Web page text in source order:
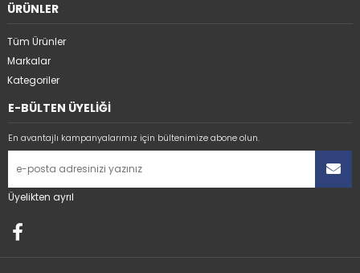
ÜRÜNLER
Tüm Ürünler
Markalar
Kategoriler
E-BÜLTEN ÜYELİĞİ
En avantajlı kampanyalarımız için bültenimize abone olun.
Üyelikten ayrıl